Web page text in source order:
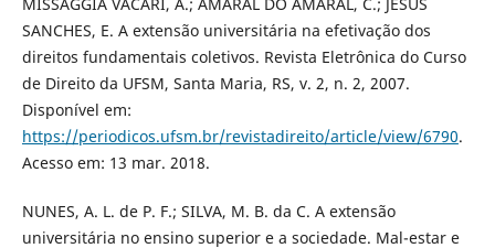
SANCHES, E. A extensão universitária na efetivação dos
direitos fundamentais coletivos. Revista Eletrônica do Curso
de Direito da UFSM, Santa Maria, RS, v. 2, n. 2, 2007.
Disponível em:
https://periodicos.ufsm.br/revistadireito/article/view/6790.
Acesso em: 13 mar. 2018.
NUNES, A. L. de P. F.; SILVA, M. B. da C. A extensão
universitária no ensino superior e a sociedade. Mal-estar e